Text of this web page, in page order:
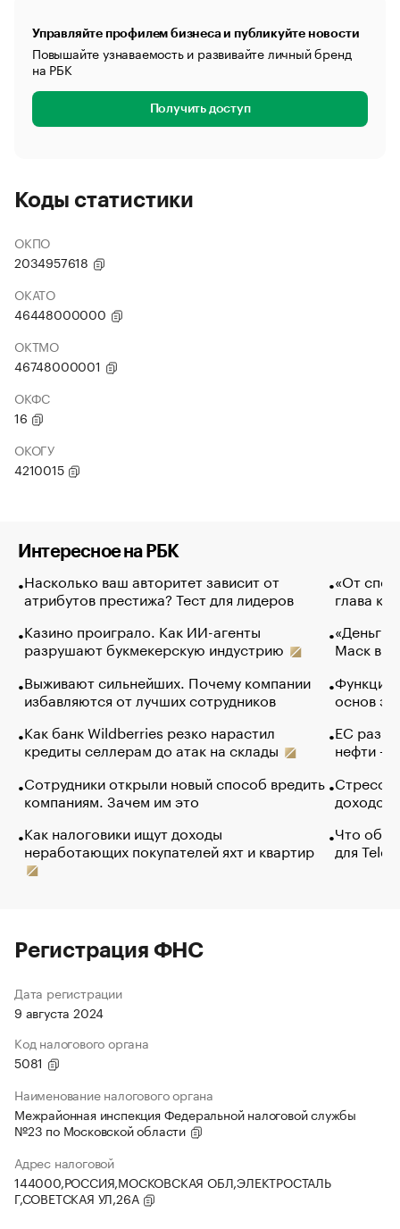
Управляйте профилем бизнеса и публикуйте новости
Повышайте узнаваемость и развивайте личный бренд
на РБК
Получить доступ
Коды статистики
ОКПО
2034957618
ОКАТО
46448000000
ОКТМО
46748000001
ОКФС
16
ОКОГУ
4210015
Интересное на РБК
Насколько ваш авторитет зависит от
атрибутов престижа? Тест для лидеров
Казино проиграло. Как ИИ-агенты
разрушают букмекерскую индустрию
Выживают сильнейших. Почему компании
избавляются от лучших сотрудников
Как банк Wildberries резко нарастил
кредиты селлерам до атак на склады
Сотрудники открыли новый способ вредить
компаниям. Зачем им это
Как налоговики ищут доходы
неработающих покупателей яхт и квартир
«От
глава
«Деньги
Маск в
Функции
основ
ЕС
нефти —
Стресс
доходов
Что
для
Регистрация ФНС
Дата регистрации
9 августа 2024
Код налогового органа
5081
Наименование налогового органа
Межрайонная инспекция Федеральной налоговой службы
№23 по Московской области
Адрес налоговой
144000,РОССИЯ,МОСКОВСКАЯ ОБЛ,ЭЛЕКТРОСТАЛЬ
Г,СОВЕТСКАЯ УЛ,26А